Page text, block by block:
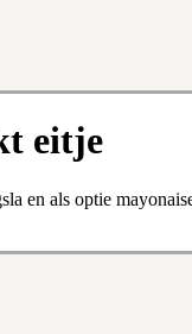
eitje
en als optie